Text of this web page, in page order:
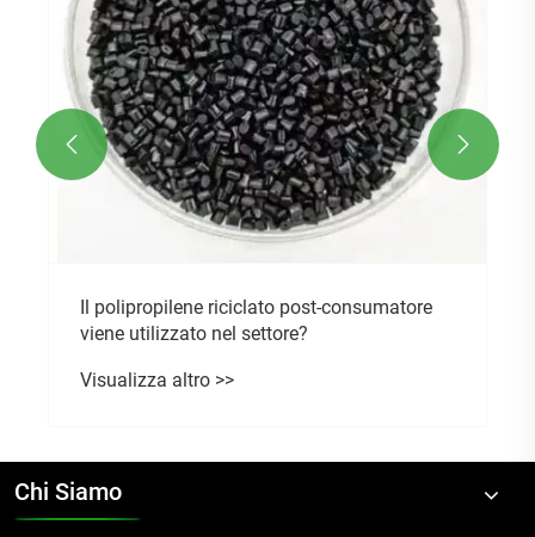
Il polipropilene riciclato post-consumatore
viene utilizzato nel settore?
Visualizza altro >>
 
Chi Siamo